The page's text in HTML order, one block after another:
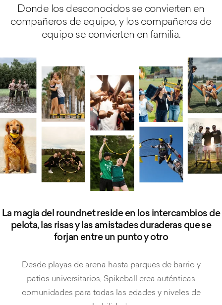
Donde los desconocidos se convierten en
compañeros de equipo, y los compañeros de
equipo se convierten en familia.
La magia del roundnet reside en los intercambios de
pelota, las risas y las amistades duraderas que se
forjan entre un punto y otro
Desde playas de arena hasta parques de barrio y
patios universitarios, Spikeball crea auténticas
comunidades para todas las edades y niveles de